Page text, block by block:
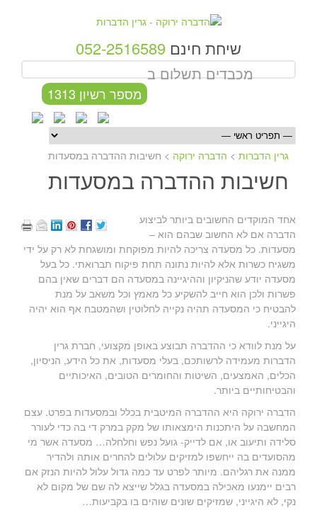
שיחת חינם 052-2516589
מכבדים תשלום ב
מספר רשיון 1313
גרין הדברות > הדברה ירוקה > חשיבות ההדברה במסעדות
חשיבות ההדברה במסעדות
אחד המוקדים החשובים ביותר לביצוע
הדברה אם לא החשוב שבהם הוא –
מסעדות. כל מסעדה צריכה להיות מפוקחת ומושגחת לא רק על ידי
משגיח כשרות אלא להיות נתונה תחת פיקוח תברואתי. כל בעל
מסעדה יודע שהניקיון וההיגיינה במסעדה הם דברים שאין בהם
פשרות ולכן הוא חייב להשקיע כל מאמץ וכל משאב על מנת
להבטיח כי המסעדה תהיה נקייה לחלוטין ושהמטבח אף הוא יהיה
היגייני.
על מנת לוודא כי ההדברה תבוצע באופן מקצועי, חברת גרין
הדברות מעמידה לרשותכם, בעלי מסעדות, את כל הידע, הניסיון,
הכלים, האמצעים, השיטות והחומרים הטובים, האיכותיים
והבטיחותיים ביותר.
הדברה ירוקה היא ההדברה המיטבית בכלל ובמסעדות בפרט. עצם
המחשבה על היתכנות הימצאותו של מקק במרק די בה כדי לעורר
סלידה ותיעוב או, אם לדייק- גועל נפש וחלחלה… מסעדה אשר מי
מהסועדים בה ייחשפו למזיקים עלולים להחרים אותה ולהדיר
ממנה את רגליהם. מיותר לפרט עד כמה גדול עלול להיות הנזק אם
רבים יימנעו מאכילה במסעדה בגלל שייצא לה שם של מקום לא
נקי, לא היגייני, שמזיקים שונים שוהים בו בקביעות…